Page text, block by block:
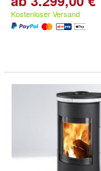
Kostenloser Versand